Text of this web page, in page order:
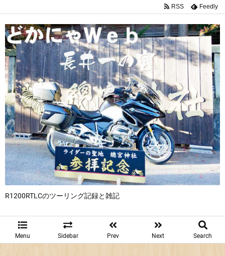
R1200RTLCのツーリング記録と雑記
Menu Sidebar Prev Next Search
RSS Feedly